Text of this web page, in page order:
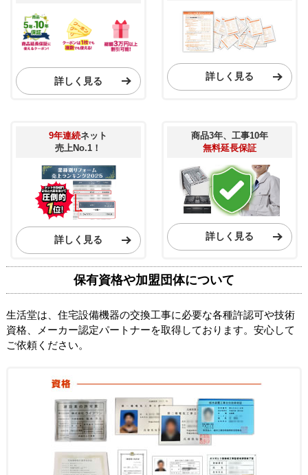
詳しく見る 詳しく見る
9年連続ネット
売上No.1！
詳しく見る
商品3年、工事10年
無料延長保証
詳しく見る
保有資格や加盟団体について
生活堂は、住宅設備機器の交換工事に必要な各種許認可や技術
資格、メーカー認定パートナーを取得しております。安心して
ご依頼ください。